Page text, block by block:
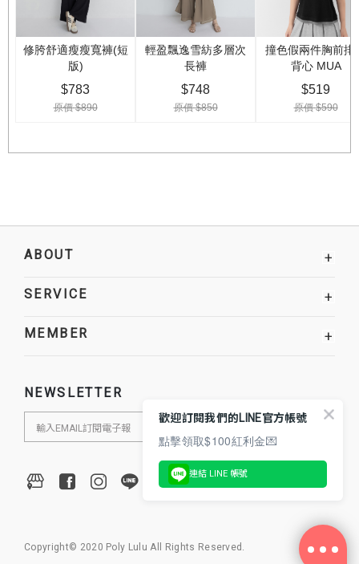
ABOUT +
SERVICE +
MEMBER +
NEWSLETTER
Copyright© 2020 Poly Lulu All Rights Reserved.
歡迎訂閱我們的LINE官方帳號
點擊領取$100紅利金💌
連結 LINE 帳號